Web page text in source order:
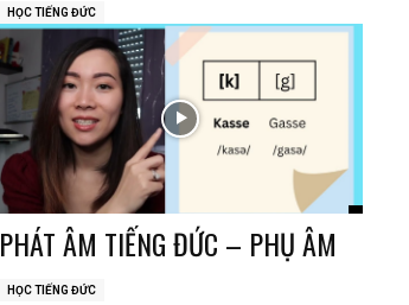
HỌC TIẾNG ĐỨC
PHÁT ÂM TIẾNG ĐỨC – PHỤ ÂM
HỌC TIẾNG ĐỨC